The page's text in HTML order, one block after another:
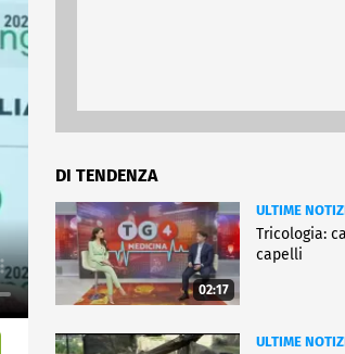
DI TENDENZA
02:17
ULTIME
Tricologia:
capelli
ULTIME